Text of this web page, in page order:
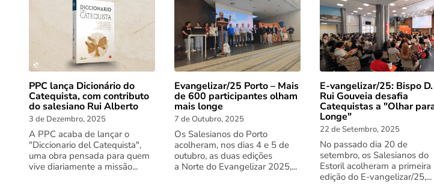
PPC lança Dicionário do
Catequista, com contributo
do salesiano Rui Alberto
3 de Dezembro, 2025
A PPC acaba de lançar o
"Diccionario del Catequista",
uma obra pensada para quem
vive diariamente a missão...
Evangelizar/25 Porto – Mais
de 600 participantes olham
mais longe
7 de Outubro, 2025
Os Salesianos do Porto
acolheram, nos dias 4 e 5 de
outubro, as duas edições
a Norte do Evangelizar 2025,...
E-vangelizar/25: Bispo D.
Rui Gouveia desafia
Catequistas a "Olhar
Longe"
22 de Setembro, 2025
No passado dia 20 de
setembro, os Salesianos do
Estoril acolheram a primeira
edição do E-vangelizar/25,...